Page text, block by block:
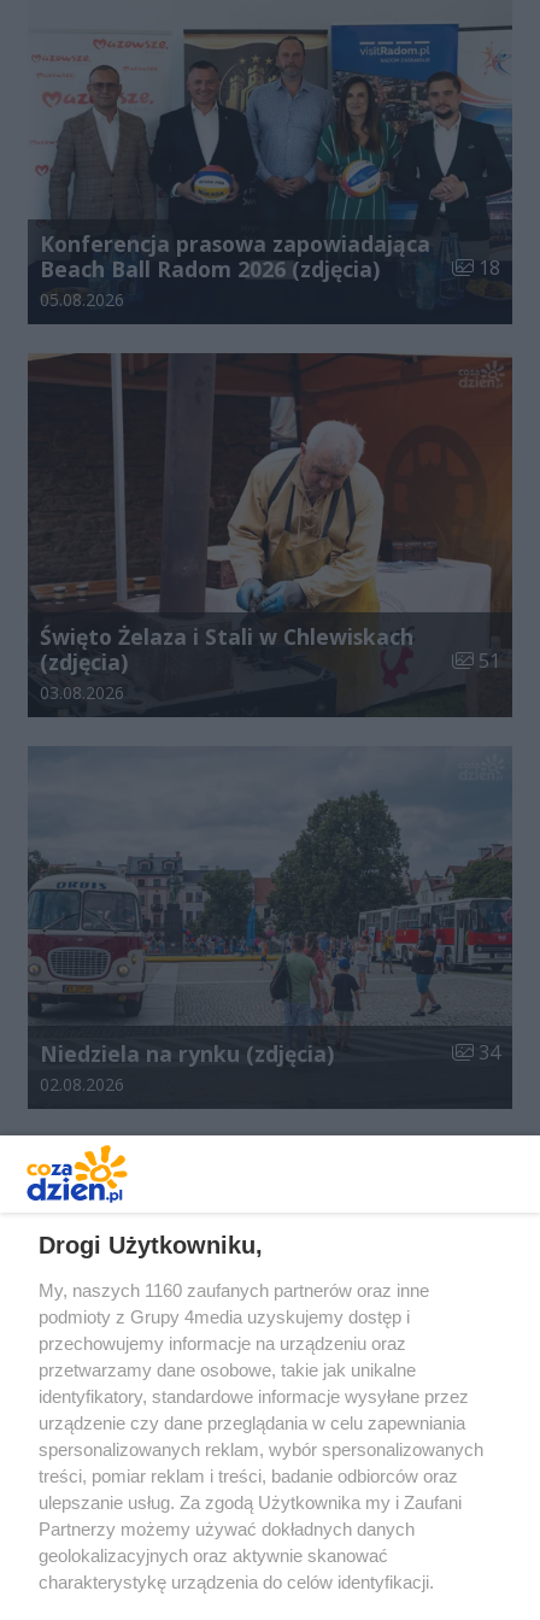
Konferencja prasowa zapowiadająca
Beach Ball Radom 2026 (zdjęcia)
Liczba
18
Data dodania galerii:
05.08.2026
Święto Żelaza i Stali w Chlewiskach
(zdjęcia)
Liczba
51
Data dodania galerii:
03.08.2026
Niedziela na rynku (zdjęcia) Liczba
34
Data dodania galerii:
02.08.2026
Redakcja Reklama Prywatność
Praca Łódź
the:protocol
Drogi Użytkowniku,
My, naszych 1160 zaufanych partnerów oraz inne
podmioty z Grupy 4media uzyskujemy dostęp i
przechowujemy informacje na urządzeniu oraz
przetwarzamy dane osobowe, takie jak unikalne
identyfikatory, standardowe informacje wysyłane przez
urządzenie czy dane przeglądania w celu zapewniania
spersonalizowanych reklam, wybór spersonalizowanych
treści, pomiar reklam i treści, badanie odbiorców oraz
ulepszanie usług. Za zgodą Użytkownika my i Zaufani
Partnerzy możemy używać dokładnych danych
geolokalizacyjnych oraz aktywnie skanować
charakterystykę urządzenia do celów identyfikacji.